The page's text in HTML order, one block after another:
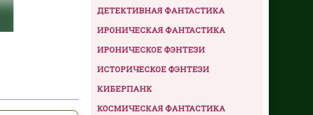
ДЕТЕКТИВНАЯ ФАНТАСТИКА
ИРОНИЧЕСКАЯ ФАНТАСТИКА
ИРОНИЧЕСКОЕ ФЭНТЕЗИ
ИСТОРИЧЕСКОЕ ФЭНТЕЗИ
КИБЕРПАНК
КОСМИЧЕСКАЯ ФАНТАСТИКА